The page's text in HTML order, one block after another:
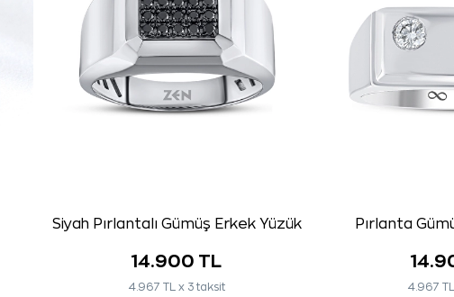
Siyah Pırlantalı Gümüş Erkek Yüzük
14.900 TL
4.967 TL x 3 taksit
Pırlanta
4.967